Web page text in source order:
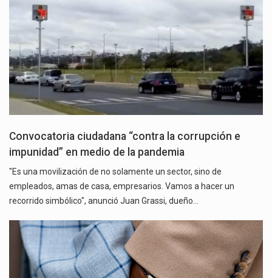
Convocatoria ciudadana “contra la corrupción e
impunidad” en medio de la pandemia
"Es una movilización de no solamente un sector, sino de
empleados, amas de casa, empresarios. Vamos a hacer un
recorrido simbólico", anunció Juan Grassi, dueño…